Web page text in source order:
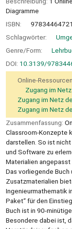
Diagramme
ISBN:
Schlagwörter:
Genre/Form:
DOI: 10.3139/
Online-
Zugang im
Zugang im Netz
Zugang im Netz
Zusammenfassung:
Classroom-Konzepte
darstellen. So ist
und Software zu
Materialien angepasst
Das vorliegende
Zusatzmaterialien
Ingenieurmathematik
Paket“ für den
Buch ist in 90-
Besondere dabei ist,